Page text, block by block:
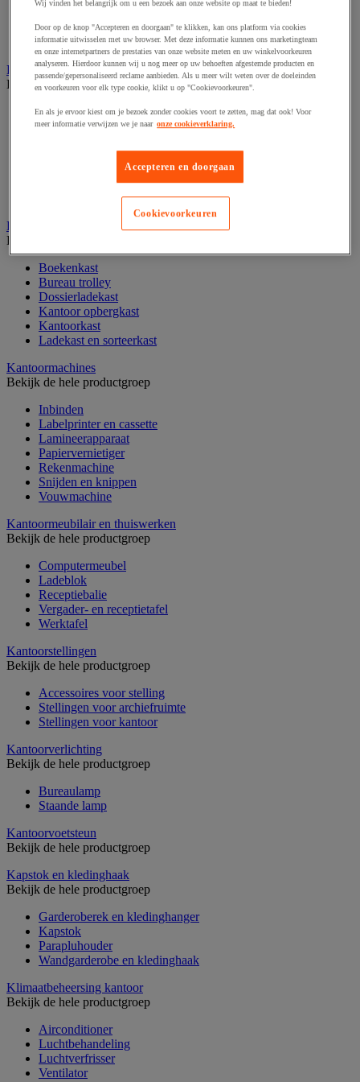
Schriften, notitieblokken en memoblaadjes
Schrijfwaren
Kantoordecoratie
Bekijk de hele productgroep
Feestartikel
Klok
Lijst- en ophangsysteem
Kantoorkast en opbergruimte
Bekijk de hele productgroep
Boekenkast
Bureau trolley
Dossierladekast
Kantoor opbergkast
Kantoorkast
Ladekast en sorteerkast
Kantoormachines
Bekijk de hele productgroep
Inbinden
Labelprinter en cassette
Lamineerapparaat
Papiervernietiger
Rekenmachine
Snijden en knippen
Vouwmachine
Kantoormeubilair en thuiswerken
Bekijk de hele productgroep
Computermeubel
Ladeblok
Receptiebalie
Vergader- en receptietafel
Werktafel
Kantoorstellingen
Bekijk de hele productgroep
Accessoires voor stelling
Stellingen voor archiefruimte
Stellingen voor kantoor
Kantoorverlichting
Bekijk de hele productgroep
Bureaulamp
Staande lamp
Kantoorvoetsteun
Bekijk de hele productgroep
Kapstok en kledinghaak
Bekijk de hele productgroep
Garderoberek en kledinghanger
Kapstok
Parapluhouder
Wandgarderobe en kledinghaak
Klimaatbeheersing kantoor
Bekijk de hele productgroep
Airconditioner
Luchtbehandeling
Luchtverfrisser
Ventilator
Wij vinden het belangrijk om u een bezoek aan onze website op maat te bieden!
Door op de knop "Accepteren en doorgaan" te klikken, kan ons platform via cookies
informatie uitwisselen met uw browser. Met deze informatie kunnen ons marketingteam
en onze internetpartners de prestaties van onze website meten en uw winkelvoorkeuren
analyseren. Hierdoor kunnen wij u nog meer op uw behoeften afgestemde producten en
passende/gepersonaliseerd reclame aanbieden. Als u meer wilt weten over de doeleinden
en voorkeuren voor elk type cookie, klikt u op "Cookievoorkeuren".
En als je ervoor kiest om je bezoek zonder cookies voort te zetten, mag dat ook! Voor
meer informatie verwijzen we je naar onze cookieverklaring.
Accepteren en doorgaan
Cookievoorkeuren